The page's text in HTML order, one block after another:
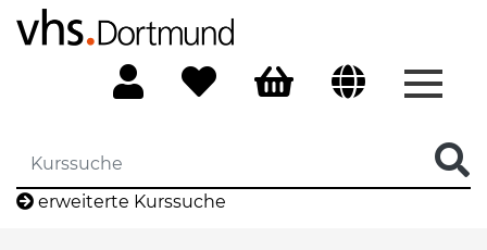
erweiterte Kurssuche